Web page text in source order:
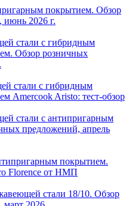
покрытием. Обзор
июнь 2026 г.
стали с гибридным
Обзор розничных
стали с гибридным
Amercook Aristo: тест-обзор
стали с антипригарным
предложений, апрель
покрытием.
Florence от НМП
стали 18/10. Обзор